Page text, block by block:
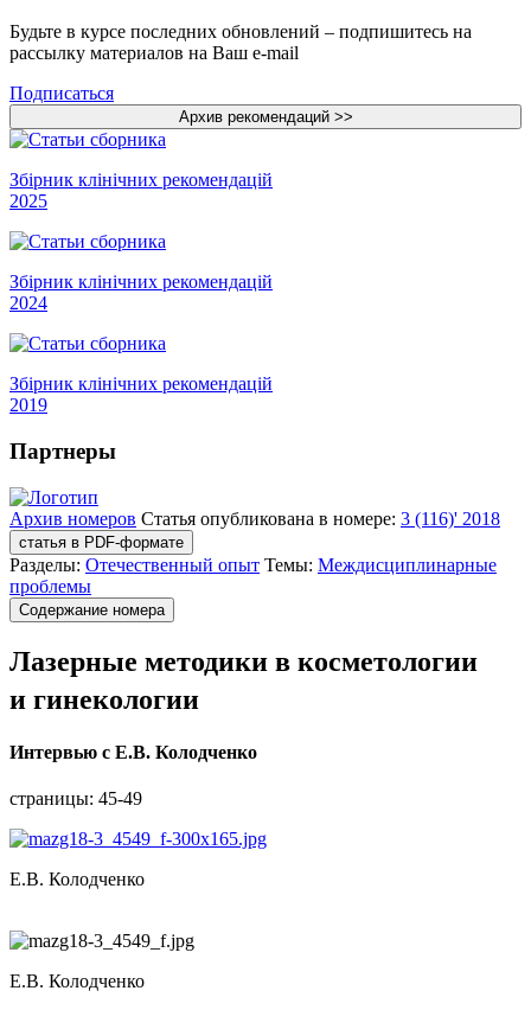
Будьте в курсе последних обновлений – подпишитесь на
рассылку материалов на Ваш e-mail
Подписаться
Збірник клінічних рекомендацій
2025
Збірник клінічних рекомендацій
2024
Збірник клінічних рекомендацій
2019
Партнеры
Архив номеров Статья опубликована в номере: 3 (116)' 2018
статья в PDF-формате
Разделы: Отечественный опыт Темы: Междисциплинарные
проблемы
Содержание номера
Лазерные методики в косметологии
и гинекологии
Интервью с Е.В. Колодченко
страницы: 45-49
Е.В. Колодченко
Е.В. Колодченко